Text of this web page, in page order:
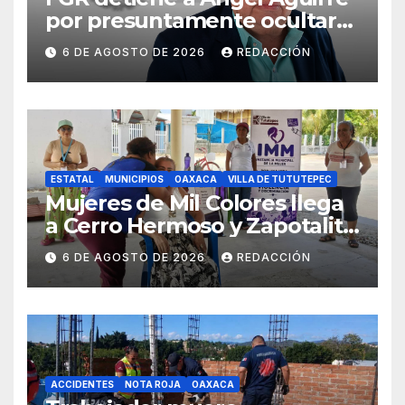
por presuntamente ocultar
evidencias del caso
Ayotzinapa
6 DE AGOSTO DE 2026 REDACCIÓN
ESTATAL MUNICIPIOS OAXACA VILLA DE TUTUTEPEC
Mujeres de Mil Colores llega
a Cerro Hermoso y Zapotalito
para fortalecer redes de
apoyo y prevenir violencias
6 DE AGOSTO DE 2026 REDACCIÓN
ACCIDENTES NOTA ROJA OAXACA